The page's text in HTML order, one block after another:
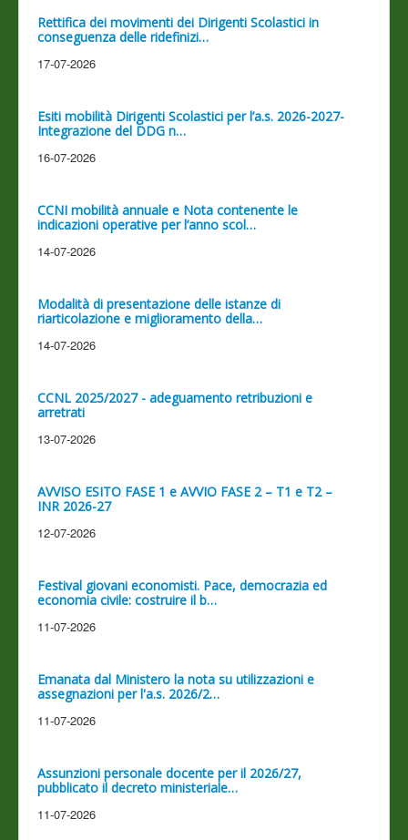
Rettifica dei movimenti dei Dirigenti Scolastici in
conseguenza delle ridefinizi…
17-07-2026
Esiti mobilità Dirigenti Scolastici per l’a.s. 2026-2027-
Integrazione del DDG n…
16-07-2026
CCNI mobilità annuale e Nota contenente le
indicazioni operative per l’anno scol…
14-07-2026
Modalità di presentazione delle istanze di
riarticolazione e miglioramento della…
14-07-2026
CCNL 2025/2027 - adeguamento retribuzioni e
arretrati
13-07-2026
AVVISO ESITO FASE 1 e AVVIO FASE 2 – T1 e T2 –
INR 2026-27
12-07-2026
Festival giovani economisti. Pace, democrazia ed
economia civile: costruire il b…
11-07-2026
Emanata dal Ministero la nota su utilizzazioni e
assegnazioni per l'a.s. 2026/2…
11-07-2026
Assunzioni personale docente per il 2026/27,
pubblicato il decreto ministeriale…
11-07-2026